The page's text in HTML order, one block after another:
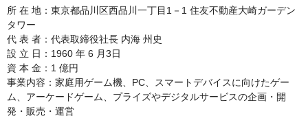
所 在 地：東京都品川区西品川一丁目1－1 住友不動産大崎ガーデン
タワー
代 表 者：代表取締役社長 内海 州史
設 立 日：1960 年 6 月3日
資 本 金：1 億円
事業内容：家庭用ゲーム機、PC、スマートデバイスに向けたゲー
ム、アーケードゲーム、プライズやデジタルサービスの企画・開
発・販売・運営